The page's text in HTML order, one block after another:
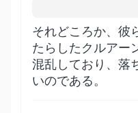
それどころか、彼
たらしたクルアー
混乱しており、落
いのである。